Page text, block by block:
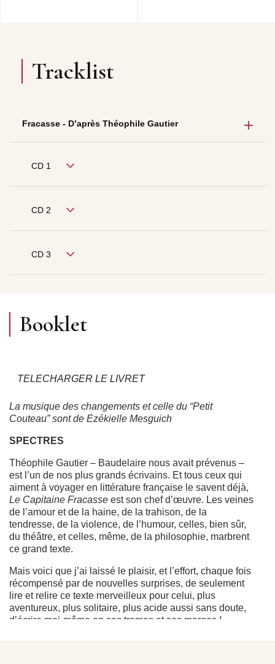
Tracklist
Fracasse - D’après Théophile Gautier
CD 1
CD 2
CD 3
Booklet
TELECHARGER LE LIVRET
La musique des changements et celle du “Petit
Couteau” sont de Ezékielle Mesguich
SPECTRES
Théophile Gautier – Baudelaire nous avait prévenus –
est l’un de nos plus grands écrivains. Et tous ceux qui
aiment à voyager en littérature française le savent déjà,
Le Capitaine Fracasse est son chef d’œuvre. Les veines
de l’amour et de la haine, de la trahison, de la
tendresse, de la violence, de l’humour, celles, bien sûr,
du théâtre, et celles, même, de la philosophie, marbrent
ce grand texte.
Mais voici que j’ai laissé le plaisir, et l’effort, chaque fois
récompensé par de nouvelles surprises, de seulement
lire et relire ce texte merveilleux pour celui, plus
aventureux, plus solitaire, plus acide aussi sans doute,
d’écrire moi-même en ses trames et ses marges !…